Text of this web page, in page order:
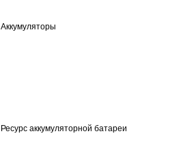
Аккумуляторы
Ресурс аккумуляторной батареи